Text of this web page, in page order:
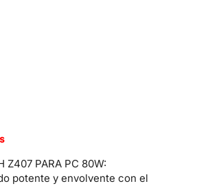
Z407 PARA PC 80W:
potente y envolvente con el